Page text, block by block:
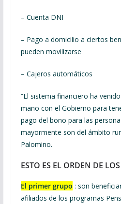
– Cuenta DNI
– Pago a domicilio a ciertos
pueden movilizarse
– Cajeros automáticos
“El sistema financiero ha
mano con el Gobierno para
pago del bono para las
mayormente son del ámbito
Palomino.
ESTO ES EL ORDEN DE
El primer grupo : son
afiliados de los programas